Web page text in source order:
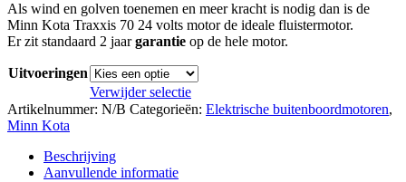
Als wind en golven toenemen en meer kracht is nodig dan is de
Minn Kota Traxxis 70 24 volts motor de ideale fluistermotor.
Er zit standaard 2 jaargarantie op de hele motor.
Uitvoeringen
Verwijder selectie
Artikelnummer: N/B Categorieën: Elektrische buitenboordmotoren,
Minn Kota
Beschrijving
Aanvullende informatie